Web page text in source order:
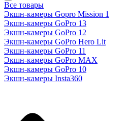
Все товары
Экшн-камеры Gopro Mission 1
Экшн-камеры GoPro 13
Экшн-камеры GoPro 12
Экшн-камеры GoPro Hero Lit
Экшн-камеры GoPro 11
Экшн-камеры GoPro MAX
Экшн-камеры GoPro 10
Экшн-камеры Insta360